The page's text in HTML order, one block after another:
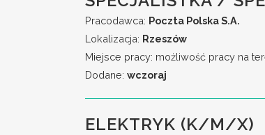
Pracodawca: Poczta Polska S.A.
Lokalizacja: Rzeszów
Miejsce pracy: możliwość pracy na
Dodane: wczoraj
ELEKTRYK (K/M/X)